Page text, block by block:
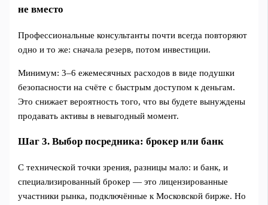
не вместо
Профессиональные консультанты почти всегда повторяют
одно и то же: сначала резерв, потом инвестиции.
Минимум: 3–6 ежемесячных расходов в виде подушки
безопасности на счёте с быстрым доступом к деньгам.
Это снижает вероятность того, что вы будете вынуждены
продавать активы в невыгодный момент.
Шаг 3. Выбор посредника: брокер или банк
С технической точки зрения, разницы мало: и банк, и
специализированный брокер — это лицензированные
участники рынка, подключённые к Московской бирже. Но